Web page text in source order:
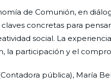
de Comunión, en
concretas para
social. La
la participación y el
pública), María